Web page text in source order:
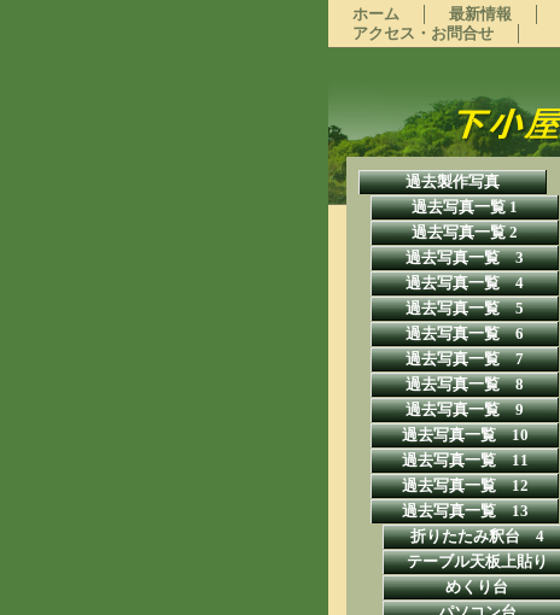
ホーム 最新情報
アクセス・お問合せ
過去製作写真
過去写真一覧 1
過去写真一覧 2
過去写真一覧 3
過去写真一覧 4
過去写真一覧 5
過去写真一覧 6
過去写真一覧 7
過去写真一覧 8
過去写真一覧 9
過去写真一覧 10
過去写真一覧 11
過去写真一覧 12
過去写真一覧 13
折りたたみ釈台 4
テーブル天板上貼り
めくり台